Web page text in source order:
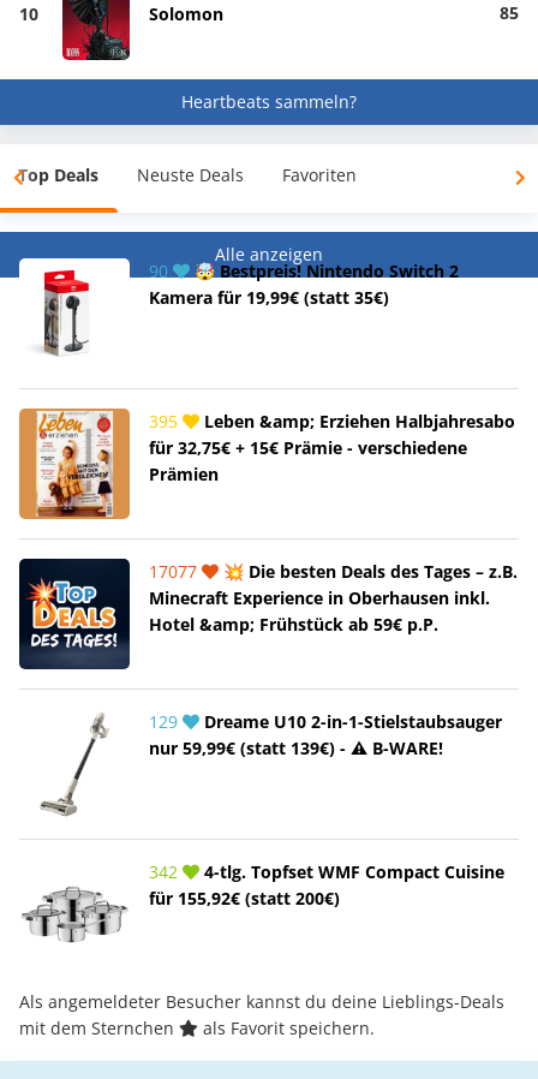
10 Solomon 85
Heartbeats sammeln?
Top Deals Neuste Deals Favoriten
Alle anzeigen
90
🤯 Bestpreis! Nintendo Switch 2
Kamera für 19,99€ (statt 35€)
395
Leben &amp; Erziehen Halbjahresabo
für 32,75€ + 15€ Prämie - verschiedene
Prämien
17077
💥 Die besten Deals des Tages – z.B.
Minecraft Experience in Oberhausen inkl.
Hotel &amp; Frühstück ab 59€ p.P.
129
Dreame U10 2-in-1-Stielstaubsauger
nur 59,99€ (statt 139€) - ⚠️ B-WARE!
342
4-tlg. Topfset WMF Compact Cuisine
für 155,92€ (statt 200€)
Als angemeldeter Besucher kannst du deine Lieblings-Deals
mit dem Sternchen
als Favorit speichern.